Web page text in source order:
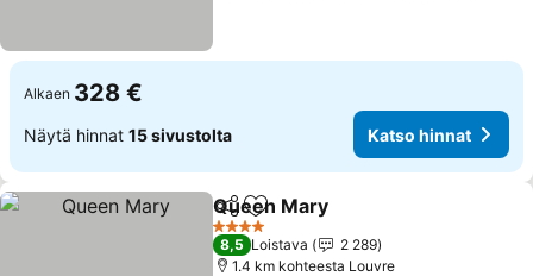
Alkaen 328 €
Näytä hinnat 15 sivustolta Katso hinnat
Jaa Lisää suosikkeihin
Queen Mary
4 Tähtiluokitus
8,5 Loistava
2 289
1.4 km kohteesta Louvre